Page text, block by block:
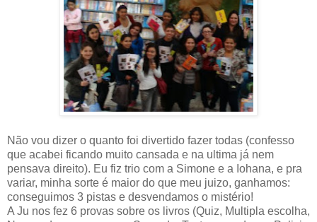
Não vou dizer o quanto foi divertido fazer todas (confesso
que acabei ficando muito cansada e na ultima já nem
pensava direito). Eu fiz trio com a Simone e a Iohana, e pra
variar, minha sorte é maior do que meu juizo, ganhamos:
conseguimos 3 pistas e desvendamos o mistério!
A Ju nos fez 6 provas sobre os livros (Quiz, Multipla escolha,